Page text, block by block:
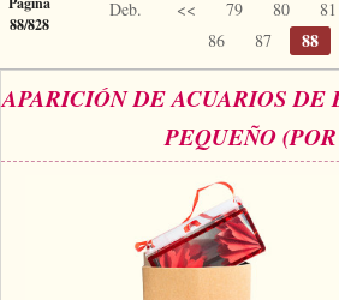
PRINCIPIANTES
PRECIOS BARATOS
MONEDAS/BILLETES
88/828
Deb. << 79 80 81
86
87 88
APARICIÓN DE ACUARIOS DE
PEQUEÑO